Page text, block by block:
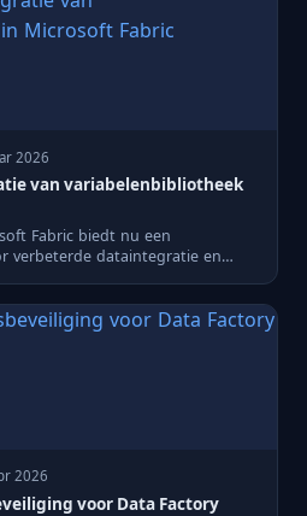
2026
van variabelenbibliotheek
Fabric biedt nu een
verbeterde dataintegratie en
2026
voor Data Factory